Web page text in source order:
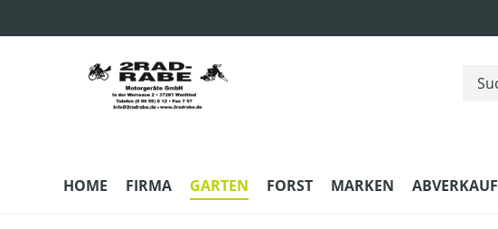
HOME FIRMA GARTEN FORST MARKEN ABVERKAUF